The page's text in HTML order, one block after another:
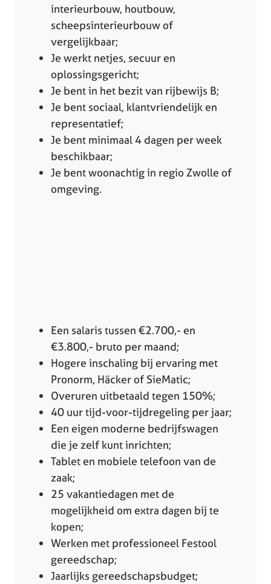
interieurbouw, houtbouw,
scheepsinterieurbouw of
vergelijkbaar;
Je werkt netjes, secuur en
oplossingsgericht;
Je bent in het bezit van rijbewijs B;
Je bent sociaal, klantvriendelijk en
representatief;
Je bent minimaal 4 dagen per week
beschikbaar;
Je bent woonachtig in regio Zwolle of
omgeving.
Een salaris tussen €2.700,- en
€3.800,- bruto per maand;
Hogere inschaling bij ervaring met
Pronorm, Häcker of SieMatic;
Overuren uitbetaald tegen 150%;
40 uur tijd-voor-tijdregeling per jaar;
Een eigen moderne bedrijfswagen
die je zelf kunt inrichten;
Tablet en mobiele telefoon van de
zaak;
25 vakantiedagen met de
mogelijkheid om extra dagen bij te
kopen;
Werken met professioneel Festool
gereedschap;
Jaarlijks gereedschapsbudget;